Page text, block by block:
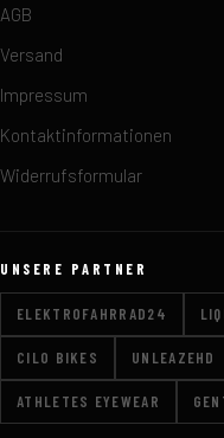
AGB
Versand
Impressum
Kontaktinformationen
Widerrufsformular
UNSERE PARTNER
ELEKTROFAHRRAD24
CILO BIKES UNLEAZEHD
ATHLETES EYEWEAR